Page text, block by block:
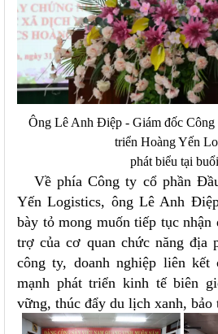
Ông Lê Anh Điệp - Giám đốc
triển Hoàng Yến
phát biểu tại
Về phía Công ty cổ phần
Yến Logistics, ông Lê Anh
bày tỏ mong muốn tiếp tục
trợ của cơ quan chức năng địa
công ty, doanh nghiệp liên kết
mạnh phát triển kinh tế biên
vững, thúc đẩy du lịch xanh,